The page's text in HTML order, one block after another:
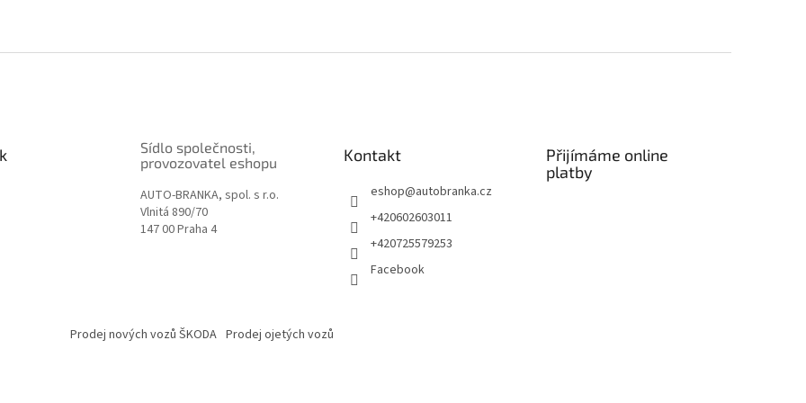
Sídlo společnosti,
provozovatel eshopu
AUTO-BRANKA, spol. s r.o.
Vlnitá 890/70
147 00 Praha 4
Kontakt
eshop@autobranka.cz
+420602603011
+420725579253
Facebook
Přijímáme online
platby
Prodej nových vozů ŠKODA Prodej ojetých vozů